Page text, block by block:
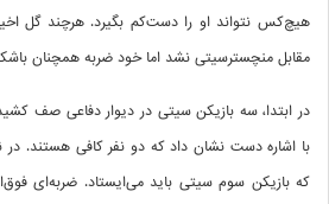
هیچ‌کس نتواند او را دست‌کم بگیرد. هرچند گل اخیر
مقابل منچسترسیتی نشد اما خود ضربه همچنان
در ابتدا، سه بازیکن سیتی در دیوار دفاعی صف
با اشاره دست نشان داد که دو نفر کافی هستند. در
که بازیکن سوم سیتی باید می‌ایستاد. ضربه‌ای